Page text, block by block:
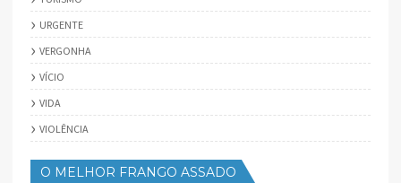
URGENTE
VERGONHA
VÍCIO
VIDA
VIOLÊNCIA
O MELHOR FRANGO ASSADO